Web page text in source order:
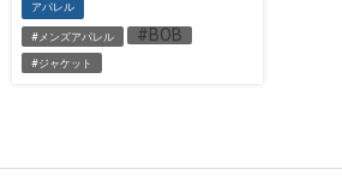
アパレル
#メンズアパレル #BOB
#ジャケット